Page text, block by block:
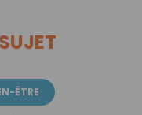
ÊTRE